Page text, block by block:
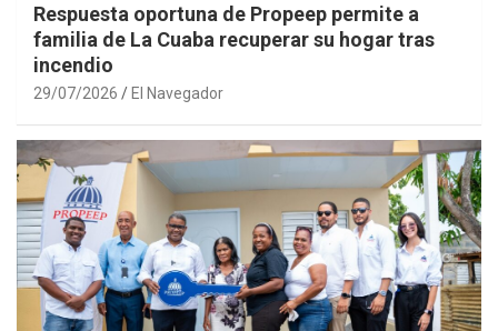
Respuesta oportuna de Propeep permite a
familia de La Cuaba recuperar su hogar tras
incendio
29/07/2026 El Navegador